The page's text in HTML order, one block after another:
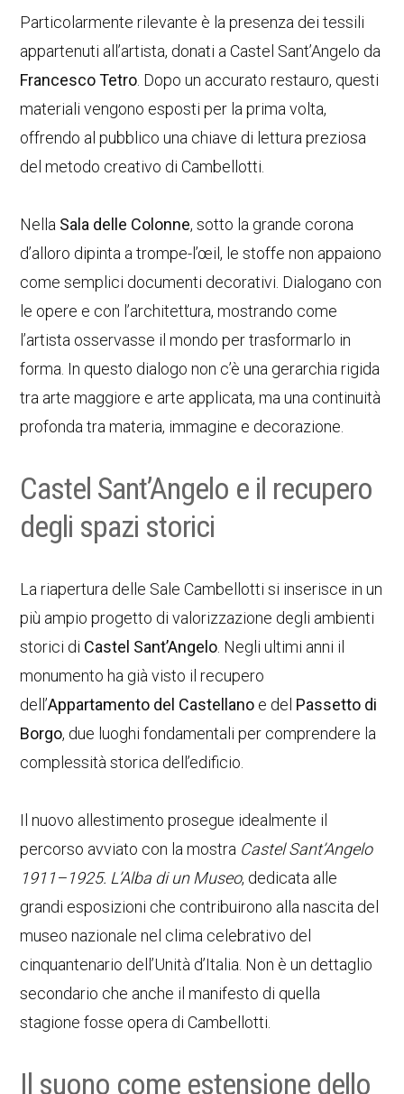
Particolarmente rilevante è la presenza dei tessili
appartenuti all’artista, donati a Castel Sant’Angelo da
Francesco Tetro . Dopo un accurato restauro, questi
materiali vengono esposti per la prima volta,
offrendo al pubblico una chiave di lettura preziosa
del metodo creativo di Cambellotti.
Nella Sala delle Colonne, sotto la grande corona
d’alloro dipinta a trompe-l’œil, le stoffe non appaiono
come semplici documenti decorativi. Dialogano con
le opere e con l’architettura, mostrando come
l’artista osservasse il mondo per trasformarlo in
forma. In questo dialogo non c’è una gerarchia rigida
tra arte maggiore e arte applicata, ma una continuità
profonda tra materia, immagine e decorazione.
Castel Sant’Angelo e il recupero
degli spazi storici
La riapertura delle Sale Cambellotti si inserisce in un
più ampio progetto di valorizzazione degli ambienti
storici di Castel Sant’Angelo . Negli ultimi anni il
monumento ha già visto il recupero
dell’Appartamento del Castellano e del Passetto di
Borgo, due luoghi fondamentali per comprendere la
complessità storica dell’edificio.
Il nuovo allestimento prosegue idealmente il
percorso avviato con la mostra Castel Sant’Angelo
1911–1925. L’Alba di un Museo, dedicata alle
grandi esposizioni che contribuirono alla nascita del
museo nazionale nel clima celebrativo del
cinquantenario dell’Unità d’Italia. Non è un dettaglio
secondario che anche il manifesto di quella
stagione fosse opera di Cambellotti.
Il suono come estensione dello